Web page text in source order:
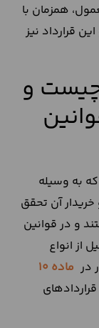
همزمان با
قرارداد نیز
چیست و
به وسیله
خریدار آن تحقق
و در قوانین
از انواع
در
ماده 10